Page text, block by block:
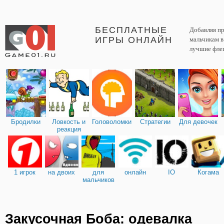
БЕСПЛАТНЫЕ
ИГРЫ ОНЛАЙН
Добавляя
мальчикам
лучшие
Бродилки
Ловкость и
реакция
Головоломки Стратегии Для девочек
1 игрок на двоих
для
мальчиков
онлайн IO Когама
Закусочная Боба: одевалка